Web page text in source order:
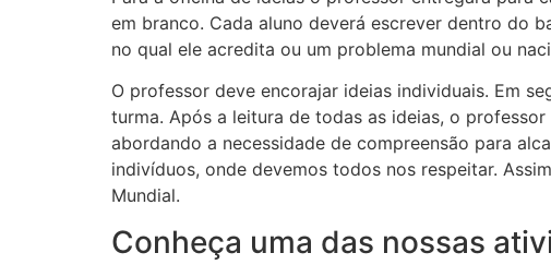
em branco. Cada aluno deverá escrever dentro do
no qual ele acredita ou um problema mundial ou
O professor deve encorajar ideias individuais. Em
turma. Após a leitura de todas as ideias, o
abordando a necessidade de compreensão para
indivíduos, onde devemos todos nos respeitar.
Mundial.
Conheça uma das nossas